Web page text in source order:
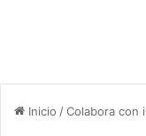
Inicio /Colabora con